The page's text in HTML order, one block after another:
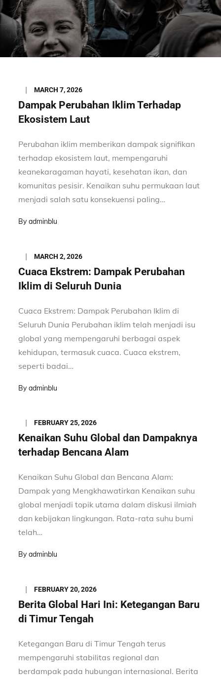
Posted
on
MARCH 7, 2026
Dampak Perubahan Iklim Terhadap
Ekosistem Laut
Perubahan iklim memberikan dampak signifikan
terhadap ekosistem laut, mempengaruhi
keanekaragaman hayati, kesehatan ikan, dan
komunitas pesisir. Kenaikan suhu permukaan laut
menjadi salah satu konsekuensi paling…
Byadminblu
Posted
on
MARCH 2, 2026
Cuaca Ekstrem: Dampak Perubahan
Iklim di Seluruh Dunia
Cuaca Ekstrem: Dampak Perubahan Iklim di
Seluruh Dunia Perubahan iklim telah menjadi isu
global yang mempengaruhi berbagai aspek
kehidupan, termasuk cuaca. Cuaca ekstrem,
seperti badai…
Byadminblu
Posted
on
FEBRUARY 25, 2026
Kenaikan Suhu Global dan Dampaknya
terhadap Bencana Alam
Kenaikan Suhu Global dan Bencana Alam:
Dampak yang Mengkhawatirkan Kenaikan suhu
global menjadi topik utama dalam diskusi ilmiah
dan kebijakan lingkungan. Rata-rata suhu bumi
telah…
Byadminblu
Posted
on
FEBRUARY 20, 2026
Berita Global Hari Ini: Ketegangan Baru
di Timur Tengah
Ketegangan Baru di Timur Tengah terus
mempengaruhi stabilitas regional dan
berdampak pada hubungan internasional. Berita